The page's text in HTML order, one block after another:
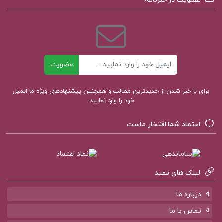
کتاب صوتی سه تفنگدار ذبیح الله منصوری
کتاب پیشنهادی پروژه کده
عضویت
برای با خبر شدن از جدیدترین مطالب و همچنین پیشنهادهای ویژه ما ایمیل
خود را وارد نمایید.
اعتماد شما افتخار ماست
لینک های مفید
درباره ما
تماس با ما